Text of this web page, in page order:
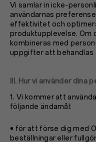
Vi samlar in icke-
användarnas
effektivitet och
produktupplevelse. Om
kombineras med
uppgifter att behandlas
III. Hur vi använder
1. Vi kommer att
följande ändamål:
• för att förse dig med
beställningar eller